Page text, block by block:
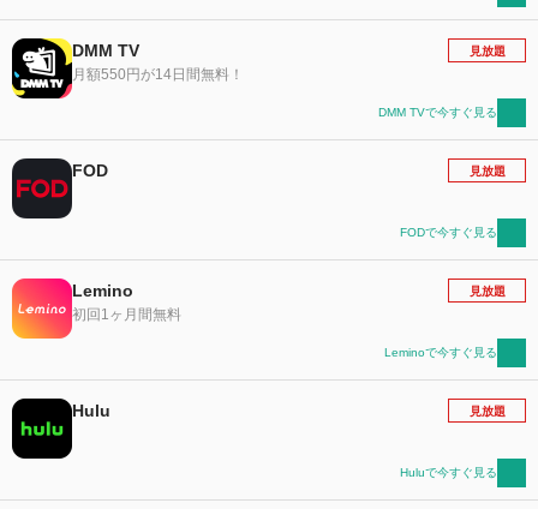
DMM TV
月額550円が14日間無料！
見放題
DMM TVで今すぐ見る
FOD 見放題
FODで今すぐ見る
Lemino
初回1ヶ月間無料
見放題
Leminoで今すぐ見る
Hulu 見放題
Huluで今すぐ見る